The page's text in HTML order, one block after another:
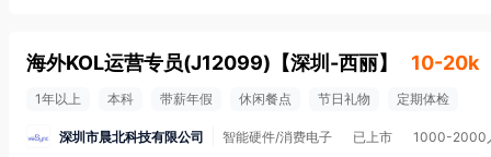
海外KOL运营专员(J12099) 【深圳-西丽】 10-20k
1年以上 本科 带薪年假 休闲餐点 节日礼物 定期体检
深圳市晨北科技有限公司 智能硬件/消费电子 已上市 1000-2000